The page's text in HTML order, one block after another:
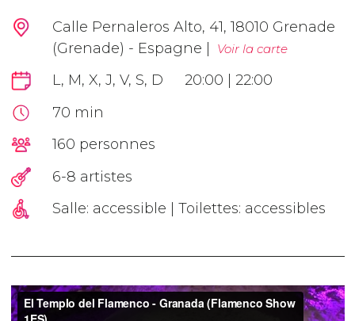
Calle Pernaleros Alto, 41, 18010 Grenade
(Grenade) - Espagne |
Voir la carte
L, M, X, J, V, S, D
20:00 | 22:00
70 min
160 personnes
6-8 artistes
Salle: accessible | Toilettes: accessibles